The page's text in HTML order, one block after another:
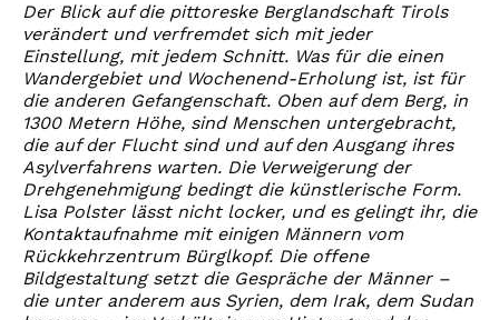
Der Blick auf die pittoreske Berglandschaft Tirols
verändert und verfremdet sich mit jeder
Einstellung, mit jedem Schnitt. Was für die einen
Wandergebiet und Wochenend-Erholung ist, ist für
die anderen Gefangenschaft. Oben auf dem Berg, in
1300 Metern Höhe, sind Menschen untergebracht,
die auf der Flucht sind und auf den Ausgang ihres
Asylverfahrens warten. Die Verweigerung der
Drehgenehmigung bedingt die künstlerische Form.
Lisa Polster lässt nicht locker, und es gelingt ihr, die
Kontaktaufnahme mit einigen Männern vom
Rückkehrzentrum Bürglkopf. Die offene
Bildgestaltung setzt die Gespräche der Männer –
die unter anderem aus Syrien, dem Irak, dem Sudan